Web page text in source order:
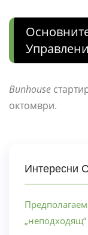
Bunhouse
октомври.
Интересни